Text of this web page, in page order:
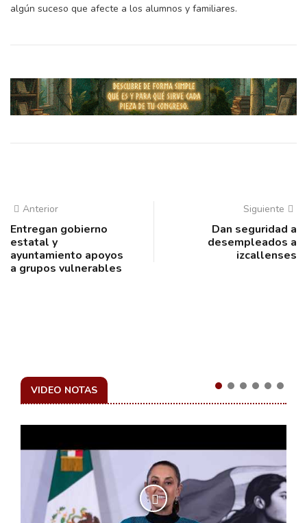
algún suceso que afecte a los alumnos y familiares.
Anterior
Entregan gobierno
estatal y
ayuntamiento apoyos
a grupos vulnerables
Siguiente
Dan seguridad a
desempleados a
izcallenses
VIDEO NOTAS